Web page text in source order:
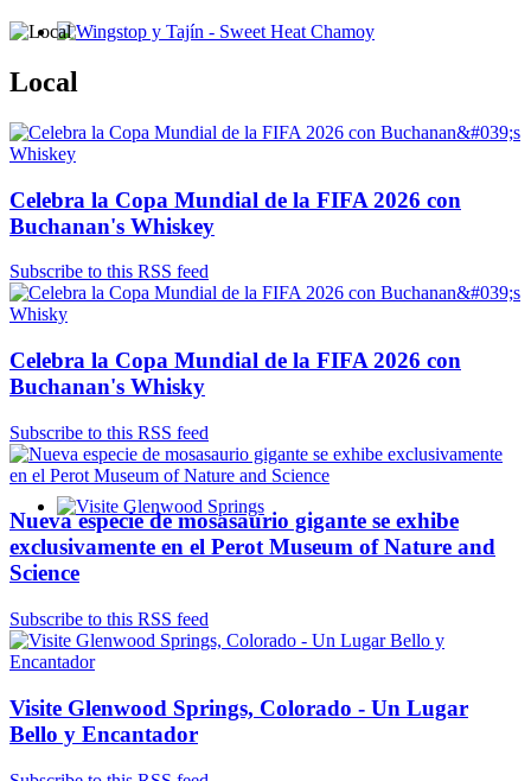
Glenwood Springs - Bello y Encantador
Local
Celebra la Copa Mundial de la FIFA 2026 con
Buchanan's Whiskey
Subscribe to this RSS feed
Celebra la Copa Mundial de la FIFA 2026 con
Buchanan's Whisky
Subscribe to this RSS feed
Nueva especie de mosasaurio gigante se exhibe
exclusivamente en el Perot Museum of Nature and
Science
Subscribe to this RSS feed
Visite Glenwood Springs, Colorado - Un Lugar
Bello y Encantador